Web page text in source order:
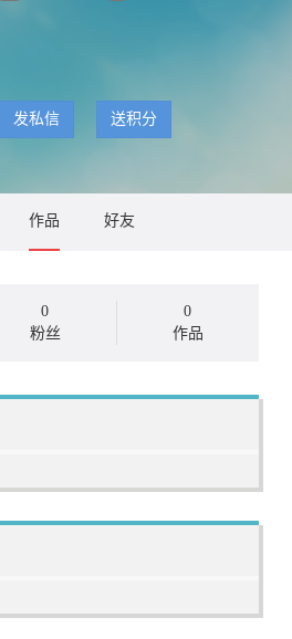
发私信 送积分
作品 好友
0
粉丝
0
作品